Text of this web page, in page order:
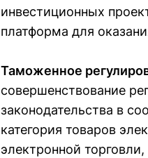
инвестиционных
платформа для
Таможенное
совершенствование
законодательства в
категория товаров
электронной